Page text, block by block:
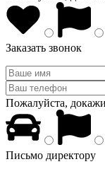
Заказать звонок
Пожалуйста,
Письмо директору